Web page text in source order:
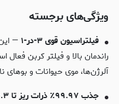
ویژگی‌های برجسته
فیلتراسیون قوی ۳-در-۱
—
راندمان بالا و فیلتر کربن
آلرژن‌ها، موی حیوانات و بوهای
جذب ۹۹.۹۷٪ ذرات ریز تا ۰.۳ میکرون